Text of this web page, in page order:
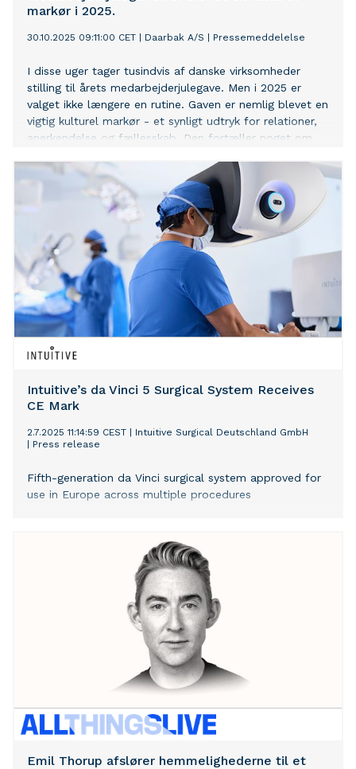
markør i 2025.
30.10.2025 09:11:00 CET Daarbak A/S Pressemeddelelse
I disse uger tager tusindvis af danske virksomheder
stilling til årets medarbejderjulegave. Men i 2025 er
valget ikke længere en rutine. Gaven er nemlig blevet en
vigtig kulturel markør - et synligt udtryk for relationer,
anerkendelse og fællesskab. Den fortæller noget om
af. Årets gavevalg afslører mere om det moderne
arbejdsliv, end man umiddelbart forestiller sig.
Intuitive’s da Vinci 5 Surgical System Receives
CE Mark
2.7.2025 11:14:59 CEST
Intuitive Surgical Deutschland GmbH
Press release
Fifth-generation da Vinci surgical system approved for
use in Europe across multiple procedures
Emil Thorup afslører hemmelighederne til et